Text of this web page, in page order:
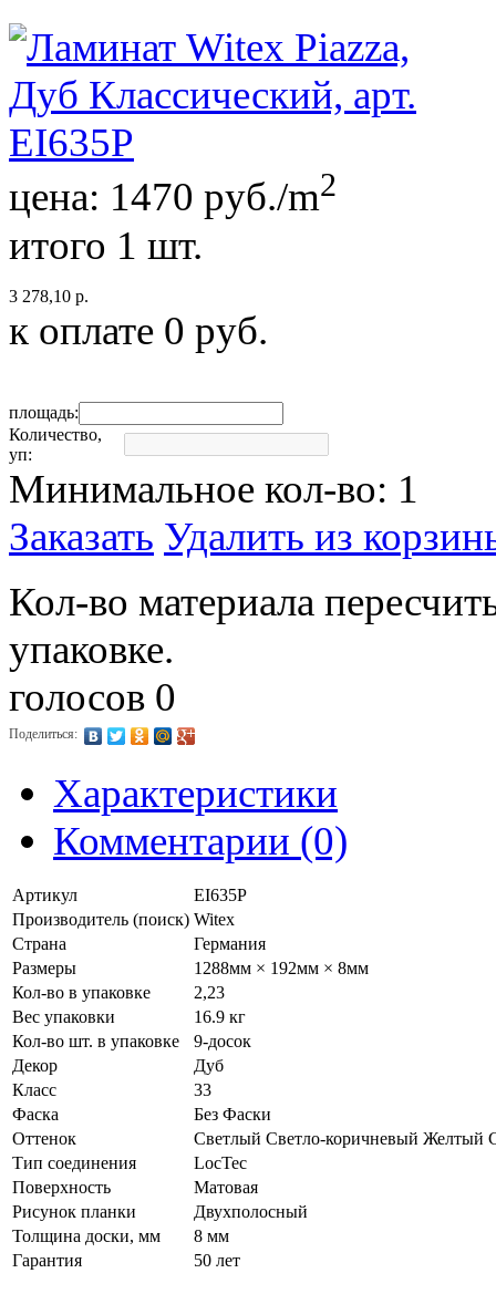
цена: 1470 руб./m2
итого 1 шт.
3 278,10 р.
к оплате 0 руб.
площадь:
Количество,
уп:
Минимальное кол-во: 1
Заказать Удалить из
Кол-во материала
упаковке.
голосов 0
Поделиться:
Характеристики
Комментарии (0)
Артикул
EI635P
Производитель (поиск) Witex
Страна
Германия
Размеры
1288мм × 192мм × 8мм
Кол-во в упаковке
2,23
Вес упаковки
16.9 кг
Кол-во шт. в упаковке
9-досок
Декор
Дуб
Класс
33
Фаска
Без Фаски
Оттенок
Светлый Светло-коричневый Желтый
Тип соединения
LocTec
Поверхность
Матовая
Рисунок планки
Двухполосный
Толщина доски, мм
8 мм
Гарантия
50 лет